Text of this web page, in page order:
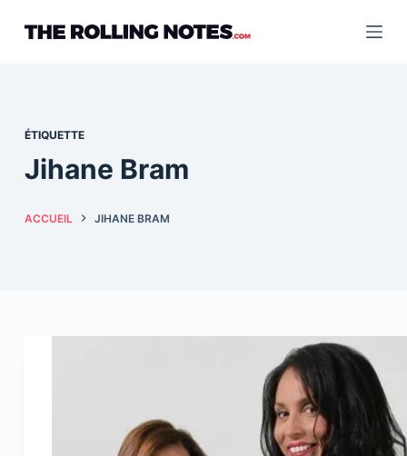
ÉTIQUETTE
Jihane Bram
ACCUEIL JIHANE BRAM